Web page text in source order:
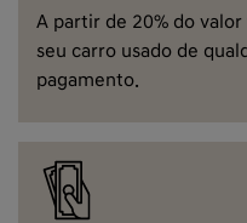
A partir de 20% do
seu carro usado de
pagamento.